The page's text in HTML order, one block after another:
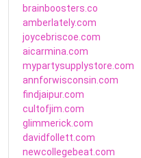
brainboosters.co
amberlately.com
joycebriscoe.com
aicarmina.com
mypartysupplystore.com
annforwisconsin.com
findjaipur.com
cultofjim.com
glimmerick.com
davidfollett.com
newcollegebeat.com